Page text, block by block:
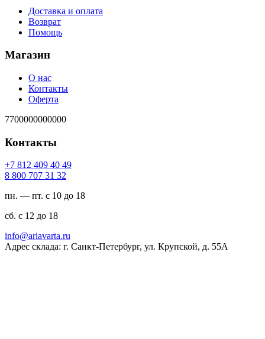
Доставка и оплата
Возврат
Помощь
Магазин
О нас
Контакты
Оферта
7700000000000
Контакты
94 04 904 218 7+
23 13 707 008 8
пн. — пт. с 10 до 18
сб. с 12 до 18
ur.atravaira@ofni
Адрес склада: г. Санкт-Петербург, ул. Крупской, д. 55А